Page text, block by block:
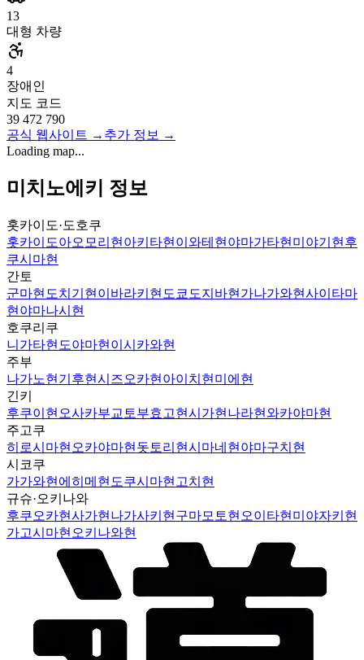
13
대형 차량
4
장애인
지도 코드
39 472 790
공식 웹사이트 → 추가 정보 →
Loading map...
미치노에키 정보
홋카이도·도호쿠
홋카이도아오모리현 아키타현 이와테현 야마가타현 미야기현 후
쿠시마현
간토
군마현 도치기현 이바라키현 도쿄도지바현 가나가와현사이타마
현 야마나시현
호쿠리쿠
니가타현 도야마현 이시카와현
주부
나가노현 기후현시즈오카현 아이치현 미에현
긴키
후쿠이현 오사카부교토부효고현시가현 나라현와카야마현
주고쿠
히로시마현 오카야마현 돗토리현시마네현 야마구치현
시코쿠
가가와현 에히메현 도쿠시마현 고치현
규슈·오키나와
후쿠오카현사가현 나가사키현 구마모토현 오이타현 미야자키현
가고시마현 오키나와현